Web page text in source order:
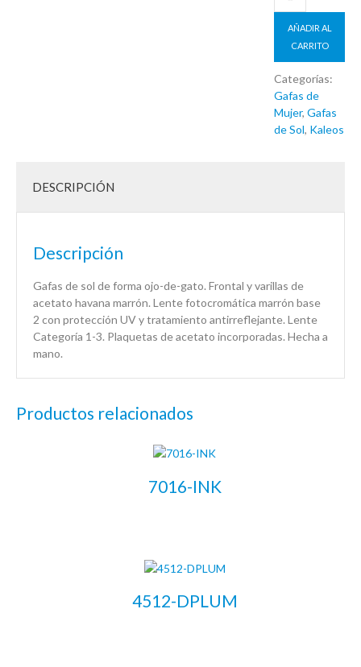
AÑADIR AL
CARRITO
Categorías:
Gafas de
Mujer, Gafas
de Sol, Kaleos
DESCRIPCIÓN
Descripción
Gafas de sol de forma ojo-de-gato. Frontal y varillas de
acetato havana marrón. Lente fotocromática marrón base
2 con protección UV y tratamiento antirreflejante. Lente
Categoría 1-3. Plaquetas de acetato incorporadas. Hecha a
mano.
Productos relacionados
7016-INK
4512-DPLUM